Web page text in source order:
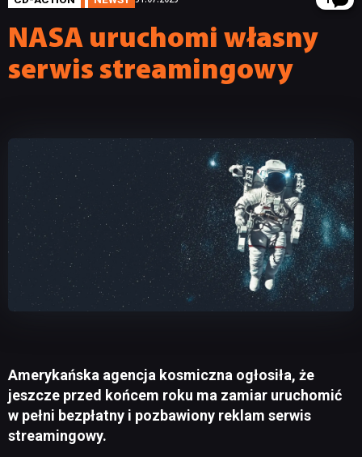
NASA uruchomi własny
serwis streamingowy
Amerykańska agencja kosmiczna ogłosiła, że
jeszcze przed końcem roku ma zamiar uruchomić
w pełni bezpłatny i pozbawiony reklam serwis
streamingowy.